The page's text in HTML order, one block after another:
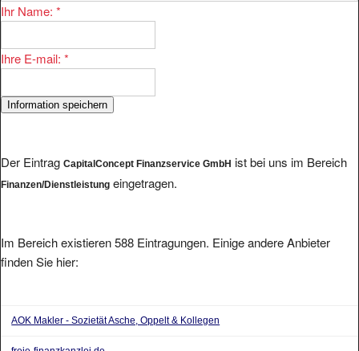
Ihr Name: *
Ihre E-mail: *
Der Eintrag CapitalConcept Finanzservice GmbH ist bei uns im Bereich
Finanzen/Dienstleistung eingetragen.
Im Bereich existieren 588 Eintragungen. Einige andere Anbieter
finden Sie hier:
AOK Makler - Sozietät Asche, Oppelt & Kollegen